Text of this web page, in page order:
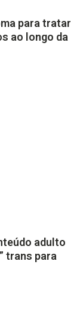
para tratar
ao longo da
adulto
trans para